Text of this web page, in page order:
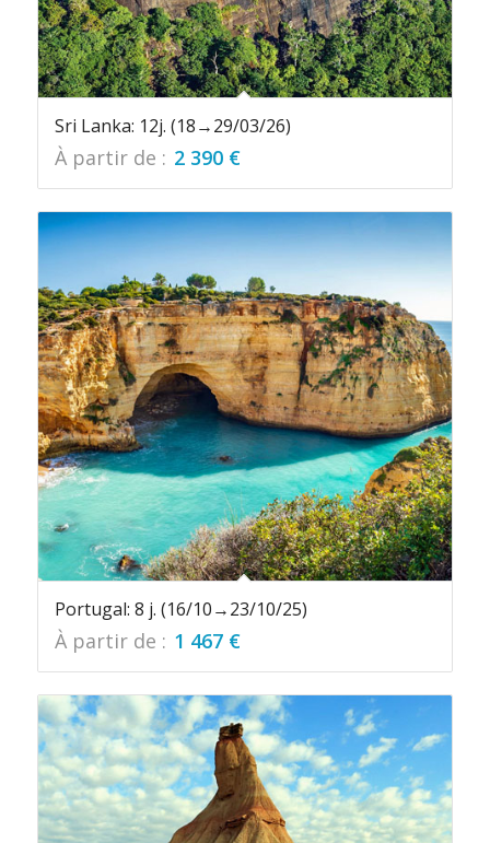
Sri Lanka: 12j. (18→29/03/26)
À partir de : 2 390 €
Portugal: 8 j. (16/10→23/10/25)
À partir de : 1 467 €